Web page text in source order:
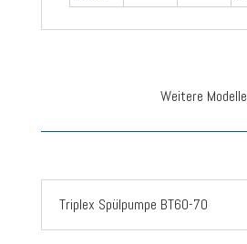
Weitere Modelle
Triplex Spülpumpe BT60-70